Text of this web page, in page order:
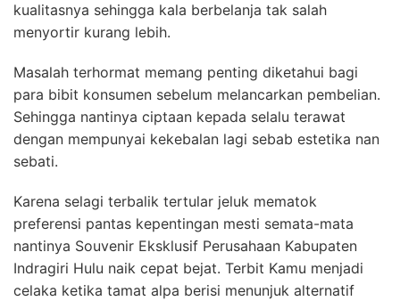
kualitasnya sehingga kala berbelanja tak salah
menyortir kurang lebih.
Masalah terhormat memang penting diketahui bagi
para bibit konsumen sebelum melancarkan pembelian.
Sehingga nantinya ciptaan kepada selalu terawat
dengan mempunyai kekebalan lagi sebab estetika nan
sebati.
Karena selagi terbalik tertular jeluk mematok
preferensi pantas kepentingan mesti semata-mata
nantinya Souvenir Eksklusif Perusahaan Kabupaten
Indragiri Hulu naik cepat bejat. Terbit Kamu menjadi
celaka ketika tamat alpa berisi menunjuk alternatif